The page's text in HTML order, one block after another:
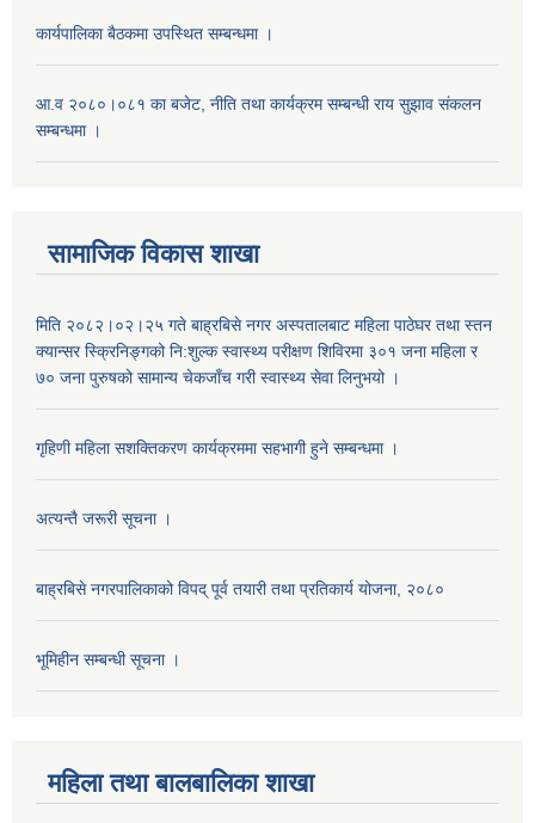
कार्यपालिका बैठकमा उपस्थित सम्बन्धमा ।
आ.व २०८०।०८१ का बजेट, नीति तथा कार्यक्रम सम्बन्धी राय सुझाव संकलन
सम्बन्धमा ।
सामाजिक विकास शाखा
मिति २०८२।०२।२५ गते बाह्रबिसे नगर अस्पतालबाट महिला पाठेघर तथा स्तन
क्यान्सर स्क्रिनिङ्गको नि:शुल्क स्वास्थ्य परीक्षण शिविरमा ३०१ जना महिला र
७० जना पुरुषको सामान्य चेकजाँच गरी स्वास्थ्य सेवा लिनुभयो ।
गृहिणी महिला सशक्तिकरण कार्यक्रममा सहभागी हुने सम्बन्धमा ।
अत्यन्तै जरूरी सूचना ।
बाह्रबिसे नगरपालिकाको विपद् पूर्व तयारी तथा प्रतिकार्य योजना, २०८०
भूमिहीन सम्बन्धी सूचना ।
महिला तथा बालबालिका शाखा